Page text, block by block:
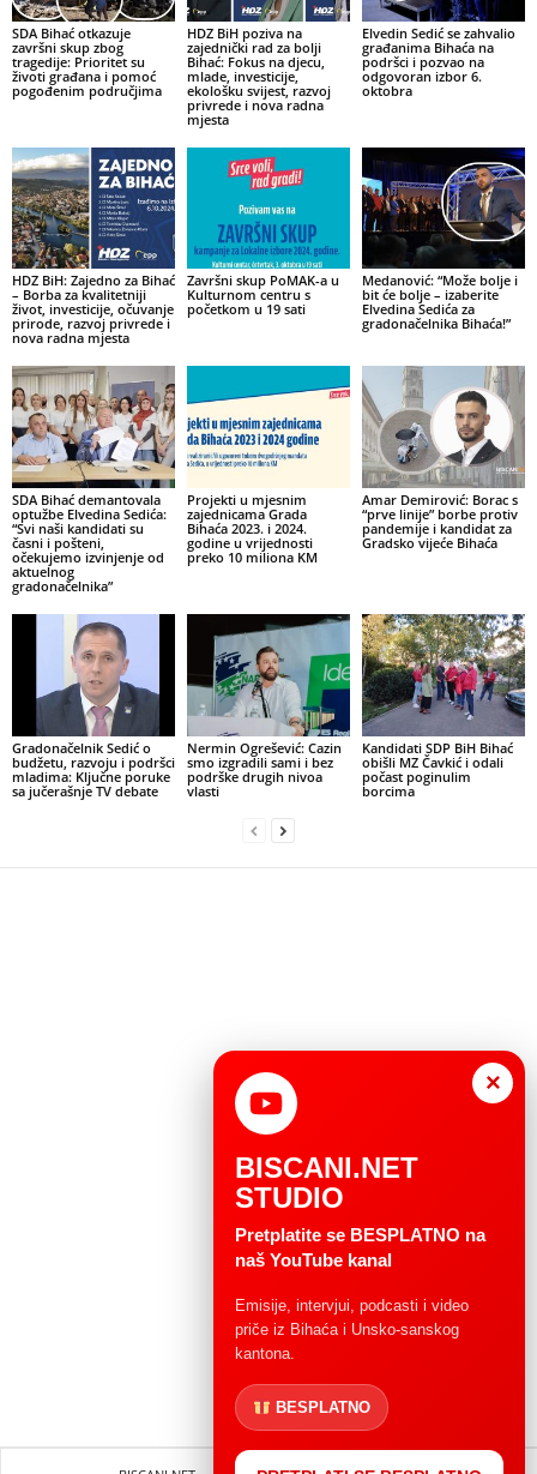
SDA Bihać otkazuje
završni skup zbog
tragedije: Prioritet su
životi građana i pomoć
pogođenim područjima
HDZ BiH poziva na
zajednički rad za bolji
Bihać: Fokus na djecu,
mlade, investicije,
ekološku svijest, razvoj
privrede i nova radna
mjesta
Elvedin Sedić se zahvalio
građanima Bihaća na
podršci i pozvao na
odgovoran izbor 6.
oktobra
HDZ BiH: Zajedno za Bihać
– Borba za kvalitetniji
život, investicije, očuvanje
prirode, razvoj privrede i
nova radna mjesta
Završni skup PoMAK-a u
Kulturnom centru s
početkom u 19 sati
Medanović: “Može bolje i
bit će bolje – izaberite
Elvedina Sedića za
gradonačelnika Bihaća!”
SDA Bihać demantovala
optužbe Elvedina Sedića:
“Svi naši kandidati su
časni i pošteni,
očekujemo izvinjenje od
aktuelnog
gradonačelnika”
Projekti u mjesnim
zajednicama Grada
Bihaća 2023. i 2024.
godine u vrijednosti
preko 10 miliona KM
Amar Demirović: Borac s
“prve linije” borbe protiv
pandemije i kandidat za
Gradsko vijeće Bihaća
Gradonačelnik Sedić o
budžetu, razvoju i podršci
mladima: Ključne poruke
sa jučerašnje TV debate
Nermin Ogrešević: Cazin
smo izgradili sami i bez
podrške drugih nivoa
vlasti
Kandidati SDP BiH Bihać
obišli MZ Čavkić i odali
počast poginulim
borcima
×
BISCANI.NET
STUDIO
Pretplatite se BESPLATNO na
naš YouTube kanal
Emisije, intervjui, podcasti i video
priče iz Bihaća i Unsko-sanskog
kantona.
BESPLATNO